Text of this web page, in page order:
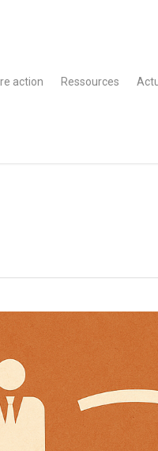
action Ressources